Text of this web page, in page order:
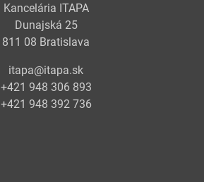
Kancelária ITAPA
Dunajská 25
811 08 Bratislava
itapa@itapa.sk
+421 948 306 893
+421 948 392 736